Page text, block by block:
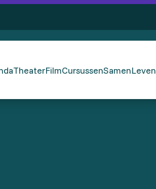
TheaterFilmCursussenSamenLeven